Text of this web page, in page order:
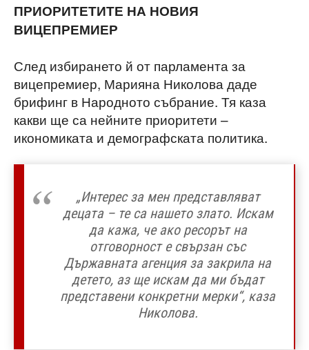
ПРИОРИТЕТИТЕ НА НОВИЯ
ВИЦЕПРЕМИЕР
След избирането й от парламента за
вицепремиер, Марияна Николова даде
брифинг в Народното събрание. Тя каза
какви ще са нейните приоритети –
икономиката и демографската политика.
„Интерес за мен представляват
децата – те са нашето злато. Искам
да кажа, че ако ресорът на
отговорност е свързан със
Държавната агенция за закрила на
детето, аз ще искам да ми бъдат
представени конкретни мерки“, каза
Николова.